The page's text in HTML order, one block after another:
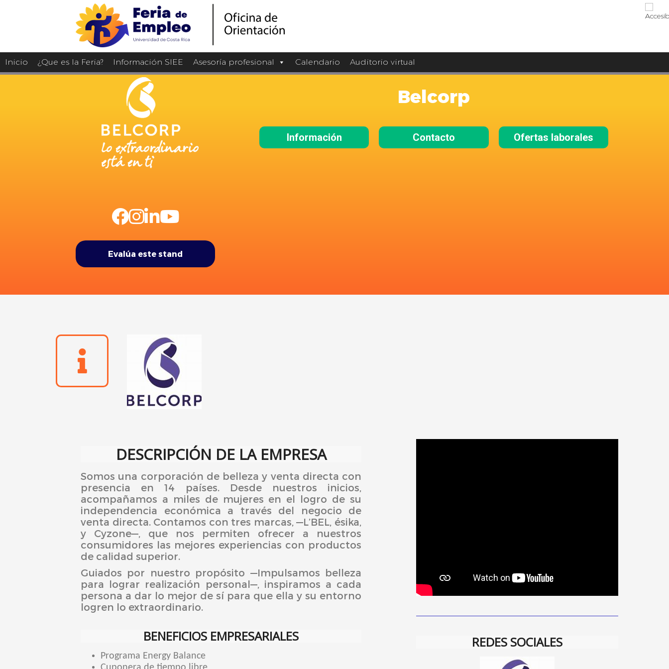
Inicio ¿Que es la Feria? Información SIEE Asesoría profesional Calendario Auditorio virtual
Evalúa este stand
Belcorp
Información Contacto Ofertas laborales
DESCRIPCIÓN DE LA EMPRESA
Somos una corporación de belleza y venta directa con
presencia en 14 países. Desde nuestros inicios,
acompañamos a miles de mujeres en el logro de su
independencia económica a través del negocio de
venta directa. Contamos con tres marcas, —L’BEL, ésika,
y Cyzone—, que nos permiten ofrecer a nuestros
consumidores las mejores experiencias con productos
de calidad superior.
Guiados por nuestro propósito —Impulsamos belleza
para lograr realización personal—, inspiramos a cada
persona a dar lo mejor de sí para que ella y su entorno
logren lo extraordinario.
BENEFICIOS EMPRESARIALES
Programa Energy Balance
REDES SOCIALES